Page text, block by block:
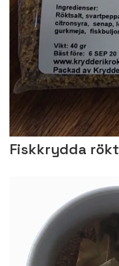
Fiskkrydda rökt